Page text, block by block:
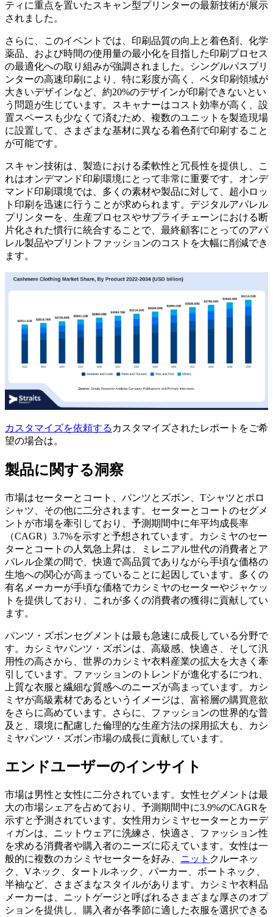
ティに重点を置いたスキャン型プリンターの最新技術が展示
されました。
さらに、このイベントでは、印刷品質の向上と着色剤、化学
薬品、および時間の使用量の最小化を目指した印刷プロセス
の最適化への取り組みが強調されました。シングルパスプリ
ンターの高速印刷により、特に彩度が高く、ベタ印刷領域が
大きいデザインなど、約20%のデザインが印刷できないとい
う問題が生じています。スキャナーはコスト効率が高く、設
置スペースも少なくて済むため、複数のユニットを製造現場
に設置して、さまざまな基材に異なる着色剤で印刷すること
が可能です。
スキャン技術は、製造における柔軟性と冗長性を提供し、こ
れはオンデマンド印刷環境にとって非常に重要です。オンデ
マンド印刷環境では、多くの素材や製品に対して、超小ロッ
ト印刷を迅速に行うことが求められます。デジタルアパレル
プリンターを、生産プロセスやサプライチェーンにおける断
片化された慣行に統合することで、最終顧客にとってのアパ
レル製品やプリントファッションのコストを大幅に削減でき
ます。
カスタマイズを依頼する カスタマイズされたレポートをご希
望の場合は。
製品に関する洞察
市場はセーターとコート、パンツとズボン、Tシャツとポロ
シャツ、その他に二分されます。セーターとコートのセグメ
ントが市場を牽引しており、予測期間中に年平均成長率
（CAGR）3.7%を示すと予想されています。カシミヤのセー
ターとコートの人気急上昇は、ミレニアル世代の消費者とア
パレル企業の間で、快適で高品質でありながら手頃な価格の
生地への関心が高まっていることに起因しています。多くの
有名メーカーが手頃な価格でカシミヤのセーターやジャケッ
トを提供しており、これが多くの消費者の獲得に貢献してい
ます。
パンツ・ズボンセグメントは最も急速に成長している分野で
す。カシミヤパンツ・ズボンは、高級感、快適さ、そして汎
用性の高さから、世界のカシミヤ衣料産業の拡大を大きく牽
引しています。ファッションのトレンドが進化するにつれ、
上質な衣服と繊細な質感へのニーズが高まっています。カシ
ミヤが高級素材であるというイメージは、富裕層の購買意欲
をさらに高めています。さらに、ファッションの世界的な普
及と、環境に配慮した倫理的な生産方法の採用拡大も、カシ
ミヤパンツ・ズボン市場の成長に貢献しています。
エンドユーザーのインサイト
市場は男性と女性に二分されています。女性セグメントは最
大の市場シェアを占めており、予測期間中に3.9%のCAGRを
示すと予測されています。女性用カシミヤセーターとカーデ
ィガンは、ニットウェアに洗練さ、快適さ、ファッション性
を求める消費者や購入者のニーズに応えています。女性は一
般的に複数のカシミヤセーターを好み、 ニット クルーネッ
ク、Vネック、タートルネック、パーカー、ボートネック、
半袖など、さまざまなスタイルがあります。カシミヤ衣料品
メーカーは、ニットゲージと呼ばれるさまざまな厚さのオプ
ションを提供し、購入者が各季節に適した衣服を選択できる